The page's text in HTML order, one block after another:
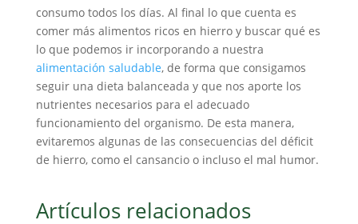
consumo todos los días. Al final lo que cuenta es
comer más alimentos ricos en hierro y buscar qué es
lo que podemos ir incorporando a nuestra
alimentación saludable, de forma que consigamos
seguir una dieta balanceada y que nos aporte los
nutrientes necesarios para el adecuado
funcionamiento del organismo. De esta manera,
evitaremos algunas de las consecuencias del déficit
de hierro, como el cansancio o incluso el mal humor.
Artículos relacionados